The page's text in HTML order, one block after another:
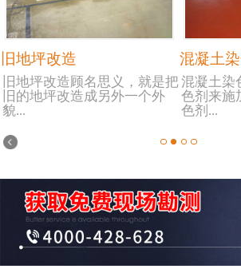
旧地坪改造
旧地坪改造顾名思义，就是把
旧的地坪改造成另外一个外
貌...
混凝土
混凝土染
色剂来施
色剂...